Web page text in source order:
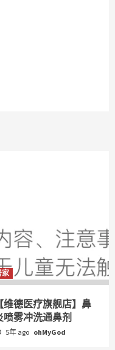
家
【维德医疗旗舰店】鼻
喷雾冲洗通鼻剂
5年 ago ohMyGod